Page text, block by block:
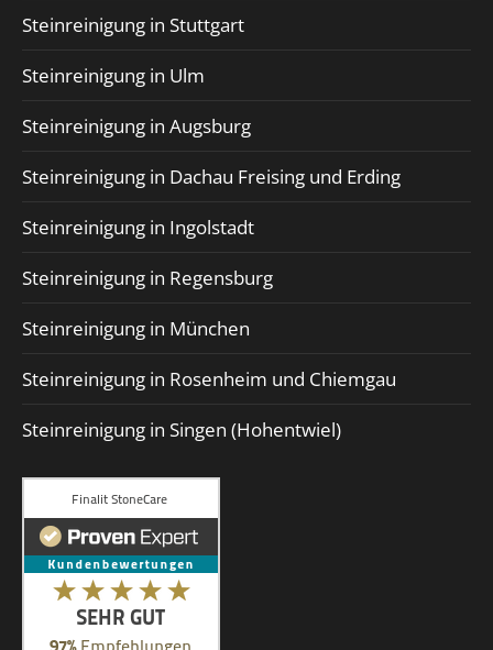
Steinreinigung in Stuttgart
Steinreinigung in Ulm
Steinreinigung in Augsburg
Steinreinigung in Dachau Freising und Erding
Steinreinigung in Ingolstadt
Steinreinigung in Regensburg
Steinreinigung in München
Steinreinigung in Rosenheim und Chiemgau
Steinreinigung in Singen (Hohentwiel)